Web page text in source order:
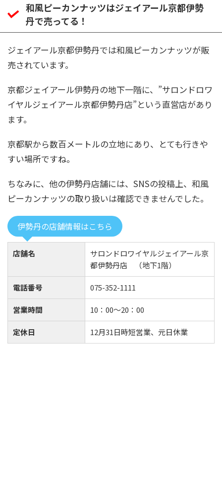
和風ピーカンナッツはジェイアール京都伊勢
丹で売ってる！
ジェイアール京都伊勢丹では和風ピーカンナッツが販
売されています。
京都ジェイアール伊勢丹の地下一階に、”サロンドロワ
イヤルジェイアール京都伊勢丹店”という直営店があり
ます。
京都駅から数百メートルの立地にあり、とても行きや
すい場所ですね。
ちなみに、他の伊勢丹店舗には、SNSの投稿上、和風
ピーカンナッツの取り扱いは確認できませんでした。
伊勢丹の店舗情報はこちら
店舗名
サロンドロワイヤルジェイアール京
都伊勢丹店 （地下1階）
電話番号 075-352-1111
営業時間 10：00～20：00
定休日 12月31日時短営業、元日休業